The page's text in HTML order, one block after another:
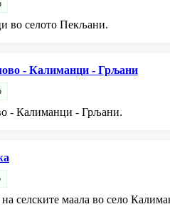
во селото Пекљани.
- Калиманци - Грљани
- Калиманци - Грљани.
селските маала во село